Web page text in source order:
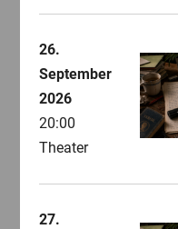
26.
September
2026
20:00
Theater
27.